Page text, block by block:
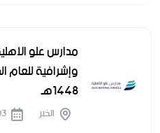
مدارس علو
وإشرافية للعام
1448هـ
الخبر